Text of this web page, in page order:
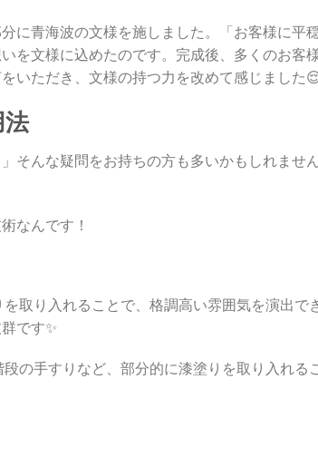
に青海波の文様を施しました。「お客様に平
を文様に込めたのです。完成後、多くのお客
いただき、文様の持つ力を改めて感じました
そんな疑問をお持ちの方も多いかもしれませ
なんです！
取り入れることで、格調高い雰囲気を演出で
です✨
の手すりなど、部分的に漆塗りを取り入れる